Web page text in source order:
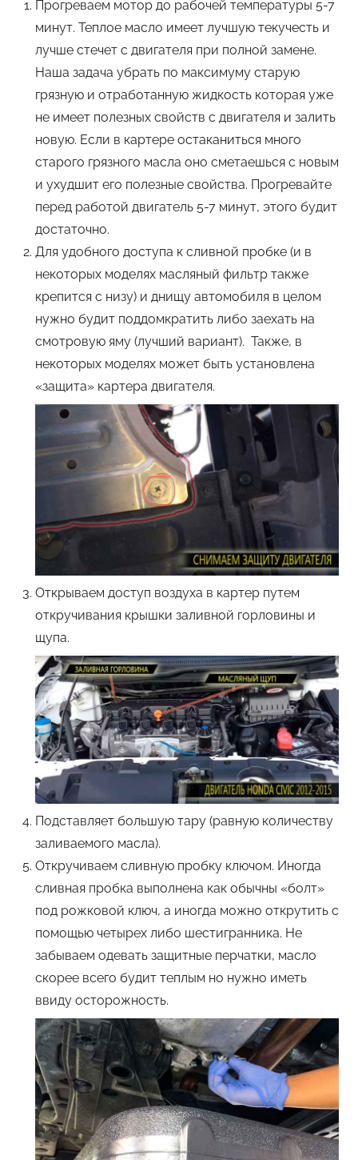
Прогреваем мотор до рабочей температуры 5-7
минут. Теплое масло имеет лучшую текучесть и
лучше стечет с двигателя при полной замене.
Наша задача убрать по максимуму старую
грязную и отработанную жидкость которая уже
не имеет полезных свойств с двигателя и залить
новую. Если в картере остаканиться много
старого грязного масла оно сметаешься с новым
и ухудшит его полезные свойства. Прогревайте
перед работой двигатель 5-7 минут, этого будит
достаточно.
Для удобного доступа к сливной пробке (и в
некоторых моделях масляный фильтр также
крепится с низу) и днищу автомобиля в целом
нужно будит поддомкратить либо заехать на
смотровую яму (лучший вариант). Также, в
некоторых моделях может быть установлена
«защита» картера двигателя.
Открываем доступ воздуха в картер путем
откручивания крышки заливной горловины и
щупа.
Подставляет большую тару (равную количеству
заливаемого масла).
Откручиваем сливную пробку ключом. Иногда
сливная пробка выполнена как обычны «болт»
под рожковой ключ, а иногда можно открутить с
помощью четырех либо шестигранника. Не
забываем одевать защитные перчатки, масло
скорее всего будит теплым но нужно иметь
ввиду осторожность.